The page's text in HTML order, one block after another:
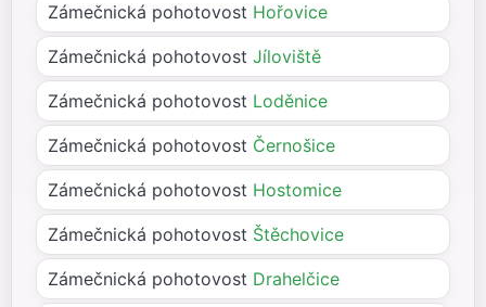
Zámečnická pohotovost Hořovice
Zámečnická pohotovost Jíloviště
Zámečnická pohotovost Loděnice
Zámečnická pohotovost Černošice
Zámečnická pohotovost Hostomice
Zámečnická pohotovost Štěchovice
Zámečnická pohotovost Drahelčice